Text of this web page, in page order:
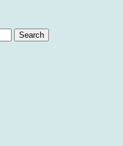
Search